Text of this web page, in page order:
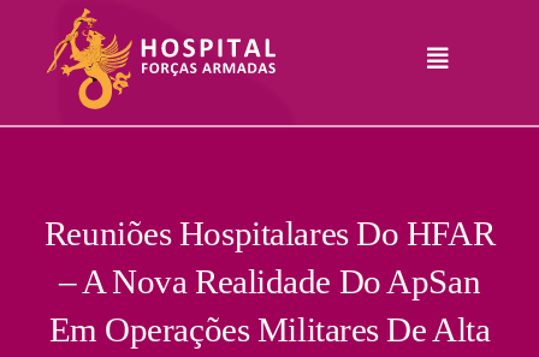
content
Toggle
Serviços
Comunicação
Junte-Se A Nós
Reuniões Hospitalares Do HFAR
– A Nova Realidade Do ApSan
Em Operações Militares De Alta